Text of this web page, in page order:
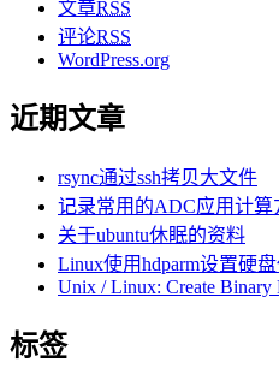
文章RSS
评论RSS
WordPress.org
近期文章
rsync通过ssh拷贝大文件
记录常用的ADC应用计算
关于ubuntu休眠的资料
Linux使用hdparm设置硬
Unix / Linux: Create Binary
标签